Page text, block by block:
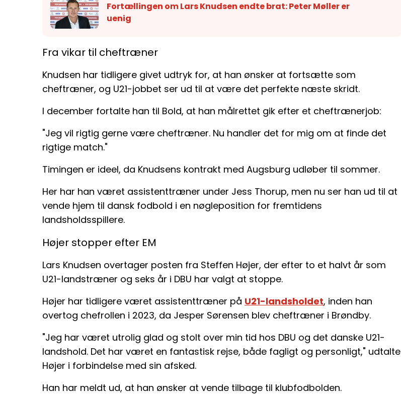
Fortællingen om Lars Knudsen endte brat: Peter Møller er
uenig
Fra vikar til cheftræner
Knudsen har tidligere givet udtryk for, at han ønsker at fortsætte som
cheftræner, og U21-jobbet ser ud til at være det perfekte næste skridt.
I december fortalte han til Bold, at han målrettet gik efter et cheftrænerjob:
"Jeg vil rigtig gerne være cheftræner. Nu handler det for mig om at finde det
rigtige match."
Timingen er ideel, da Knudsens kontrakt med Augsburg udløber til sommer.
Her har han været assistenttræner under Jess Thorup, men nu ser han ud til at
vende hjem til dansk fodbold i en nøgleposition for fremtidens
landsholdsspillere.
Højer stopper efter EM
Lars Knudsen overtager posten fra Steffen Højer, der efter to et halvt år som
U21-landstræner og seks år i DBU har valgt at stoppe.
Højer har tidligere været assistenttræner på U21-landsholdet, inden han
overtog chefrollen i 2023, da Jesper Sørensen blev cheftræner i Brøndby.
"Jeg har været utrolig glad og stolt over min tid hos DBU og det danske U21-
landshold. Det har været en fantastisk rejse, både fagligt og personligt," udtalte
Højer i forbindelse med sin afsked.
Han har meldt ud, at han ønsker at vende tilbage til klubfodbolden.